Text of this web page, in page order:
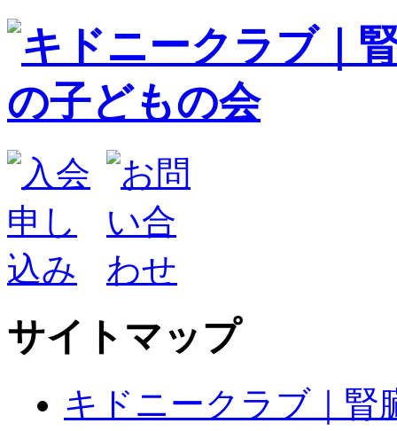
サイトマップ
キドニークラブ｜腎